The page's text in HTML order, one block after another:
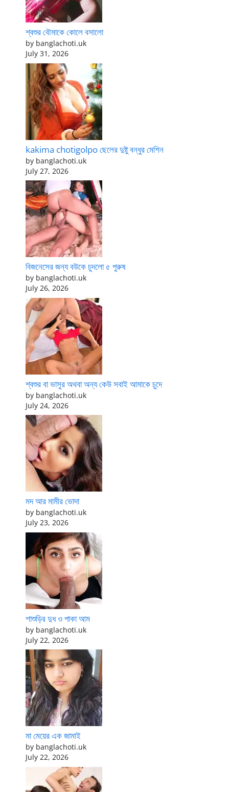
শ্বশুর বৌমাকে কোলে বসালো
by banglachoti.uk
July 31, 2026
kakima chotigolpo ছেলের দুষ্টু বন্ধুর মেশিন
by banglachoti.uk
July 27, 2026
বিজনেসের জন্য বউকে চুদলো ৫ পুরুষ
by banglachoti.uk
July 26, 2026
শ্বশুর বা ভাসুর অথবা অন্য কেউ সবাই আমাকে চুদে
by banglachoti.uk
July 24, 2026
মদ আর মামীর ভোদা
by banglachoti.uk
July 23, 2026
শাশুড়ির দুধ ও পাকা আম
by banglachoti.uk
July 22, 2026
মা মেয়ের এক জামাই
by banglachoti.uk
July 22, 2026